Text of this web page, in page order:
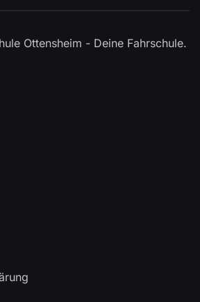
Ottensheim - Deine Fahrschule.